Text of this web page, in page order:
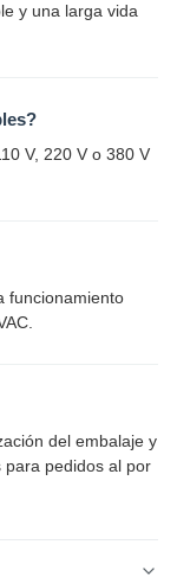
y una larga vida
V, 220 V o 380 V
funcionamiento
del embalaje y
para pedidos al por